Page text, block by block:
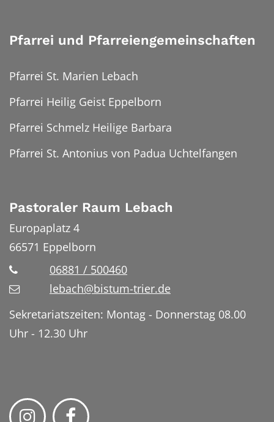
Pfarrei und Pfarreiengemeinschaften
Pfarrei St. Marien Lebach
Pfarrei Heilig Geist Eppelborn
Pfarrei Schmelz Heilige Barbara
Pfarrei St. Antonius von Padua Uchtelfangen
Pastoraler Raum Lebach
Europaplatz 4
66571 Eppelborn
06881 / 500460
lebach@bistum-trier.de
Sekretariatszeiten: Montag - Donnerstag 08.00
Uhr - 12.30 Uhr